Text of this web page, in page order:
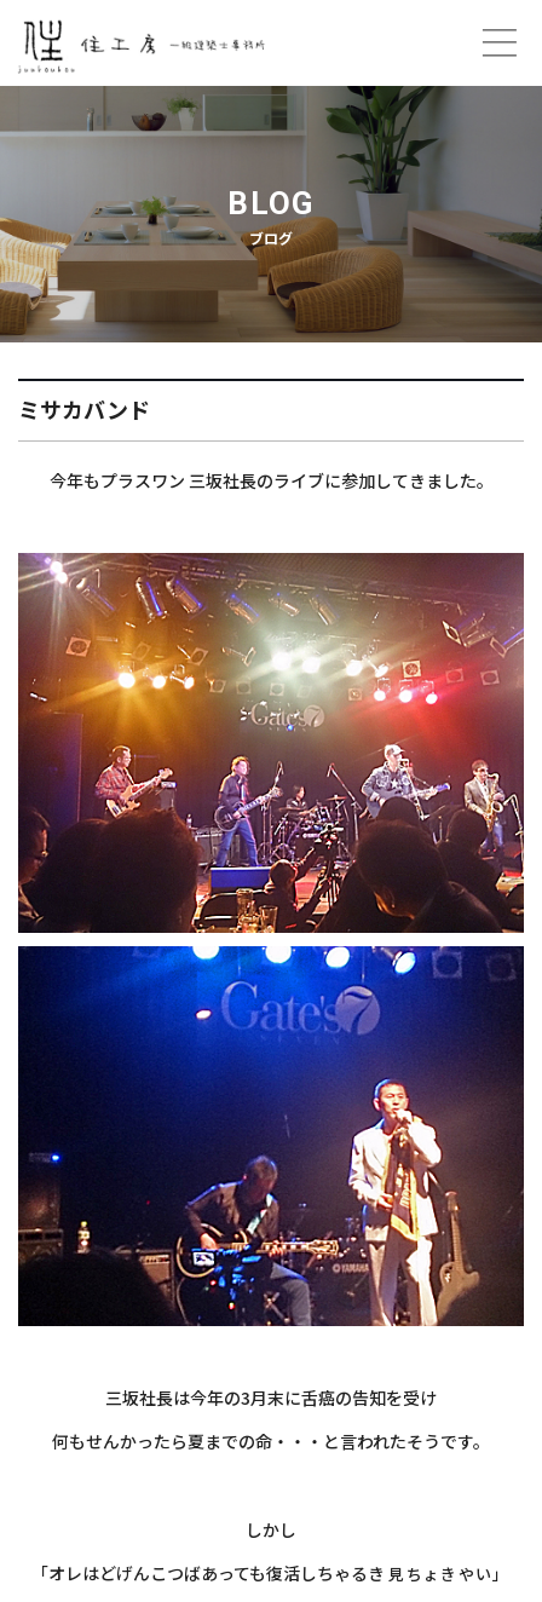
プロフィール
ご契約の流れ
住工房のこと
プライバシーポリシー
施工実績
お知らせ
スタッフブログ
BLOG
ブログ
ミサカバンド
今年もプラスワン 三坂社長のライブに参加してきました。
三坂社長は今年の3月末に舌癌の告知を受け
何もせんかったら夏までの命・・・と言われたそうです。
しかし
「オレはどげんこつばあっても復活しちゃるき 見ちょきやい」